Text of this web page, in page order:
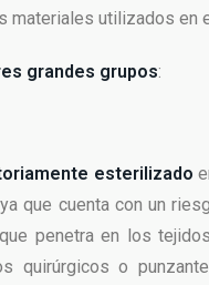
materiales utilizados en
grandes grupos:
esterilizado
que cuenta con un
penetra en los
quirúrgicos o